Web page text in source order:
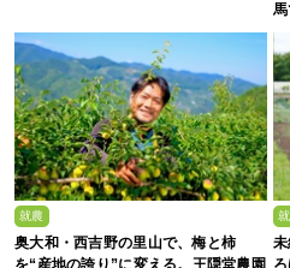
就農
奥大和・西吉野の里山で、梅と柿
を“産地の誇り”に変える。王隠堂農園